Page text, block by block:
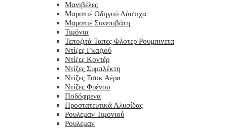
Μανιβέλες
Μαρσπιέ Οδηγού Λάστιχα
Μαρσπιέ Συνεπιβάτη
Τιμόνια
Τεποζιτά Ταπες Φλοτερ Ρουμπινετα
Ντίζες Γκαζιού
Ντίζες Κοντέρ
Ντίζες Συμπλέκτη
Ντίζες Τσοκ Αέρα
Ντίζες Φρένου
Ποδόφρενα
Προστατευτικά Αλυσίδας
Ρουλεμαν Τιμονιού
Ρουλεμαν